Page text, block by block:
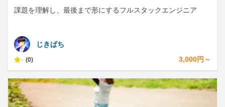
課題を理解し、最後まで形にするフルスタックエンジニア
じきぱち
- (0) 3,000円～